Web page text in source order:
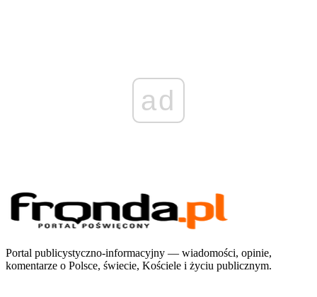
ad
Portal publicystyczno-informacyjny — wiadomości, opinie,
komentarze o Polsce, świecie, Kościele i życiu publicznym.